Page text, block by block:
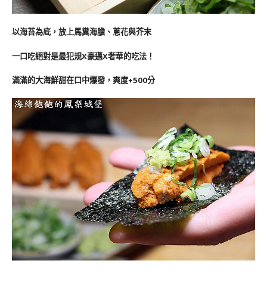
以海苔為底，放上馬糞海膽、蔥花與芥末
一口吃絕對是最犯規X豪邁X奢華的吃法！
滿滿的大海鮮甜在口中爆發，爽度+500分